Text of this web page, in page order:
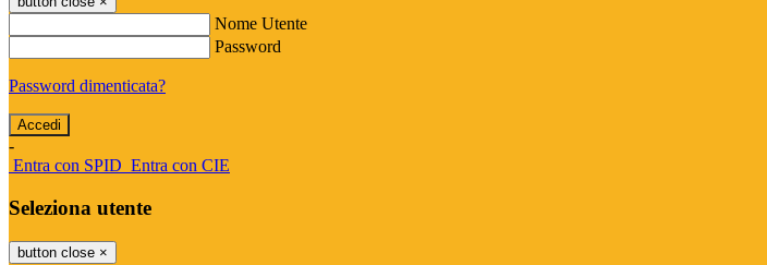
Nome Utente
Password
Password dimenticata?
-
Entra con SPID Entra con CIE
Seleziona utente
button close ×